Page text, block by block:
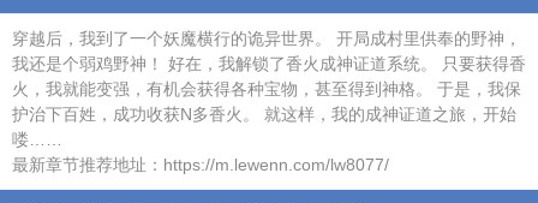
穿越后，我到了一个妖魔横行的诡异世界。 开局成村里供奉的野神，
我还是个弱鸡野神！ 好在，我解锁了香火成神证道系统。 只要获得香
火，我就能变强，有机会获得各种宝物，甚至得到神格。 于是，我保
护治下百姓，成功收获N多香火。 就这样，我的成神证道之旅，开始
喽……
最新章节推荐地址：https://m.lewenn.com/lw8077/